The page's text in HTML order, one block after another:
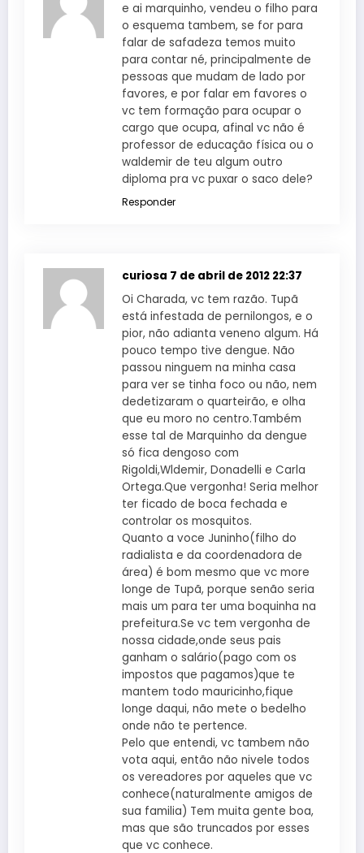
e ai marquinho, vendeu o filho para
o esquema tambem, se for para
falar de safadeza temos muito
para contar né, principalmente de
pessoas que mudam de lado por
favores, e por falar em favores o
vc tem formação para ocupar o
cargo que ocupa, afinal vc não é
professor de educação física ou o
waldemir de teu algum outro
diploma pra vc puxar o saco dele?
Responder
curiosa 7 de abril de 2012 22:37
Oi Charada, vc tem razão. Tupã
está infestada de pernilongos, e o
pior, não adianta veneno algum. Há
pouco tempo tive dengue. Não
passou ninguem na minha casa
para ver se tinha foco ou não, nem
dedetizaram o quarteirão, e olha
que eu moro no centro.Também
esse tal de Marquinho da dengue
só fica dengoso com
Rigoldi,Wldemir, Donadelli e Carla
Ortega.Que vergonha! Seria melhor
ter ficado de boca fechada e
controlar os mosquitos.
Quanto a voce Juninho(filho do
radialista e da coordenadora de
área) é bom mesmo que vc more
longe de Tupã, porque senão seria
mais um para ter uma boquinha na
prefeitura.Se vc tem vergonha de
nossa cidade,onde seus pais
ganham o salário(pago com os
impostos que pagamos)que te
mantem todo mauricinho,fique
longe daqui, não mete o bedelho
onde não te pertence.
Pelo que entendi, vc tambem não
vota aqui, então não nivele todos
os vereadores por aqueles que vc
conhece(naturalmente amigos de
sua familia) Tem muita gente boa,
mas que são truncados por esses
que vc conhece.